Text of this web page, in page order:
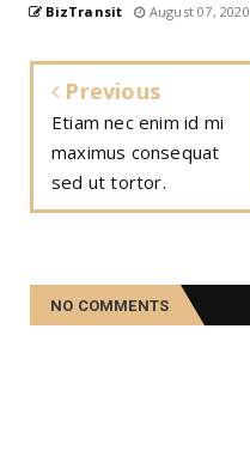
BizTransit August 07, 2020
Previous
Etiam nec enim id mi
maximus consequat
sed ut tortor.
NO COMMENTS